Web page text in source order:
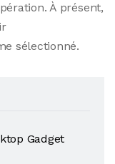
À présent,
sélectionné.
Gadget